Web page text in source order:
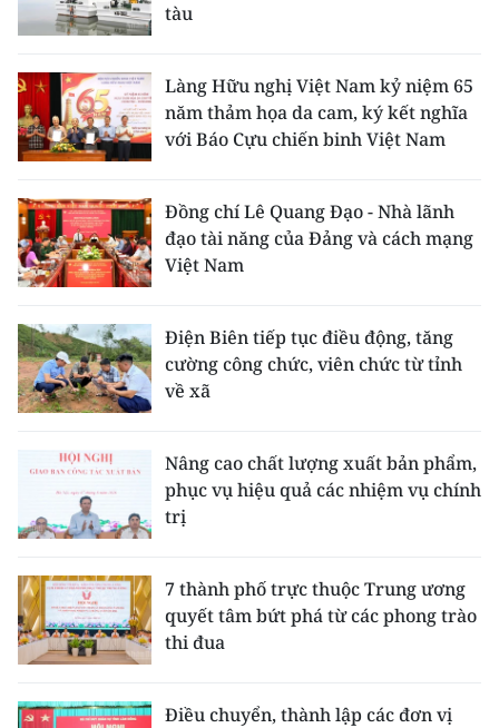
tàu
Làng Hữu nghị Việt Nam kỷ niệm 65
năm thảm họa da cam, ký kết nghĩa
với Báo Cựu chiến binh Việt Nam
Đồng chí Lê Quang Đạo - Nhà lãnh
đạo tài năng của Đảng và cách mạng
Việt Nam
Điện Biên tiếp tục điều động, tăng
cường công chức, viên chức từ tỉnh
về xã
Nâng cao chất lượng xuất bản phẩm,
phục vụ hiệu quả các nhiệm vụ chính
trị
7 thành phố trực thuộc Trung ương
quyết tâm bứt phá từ các phong trào
thi đua
Điều chuyển, thành lập các đơn vị